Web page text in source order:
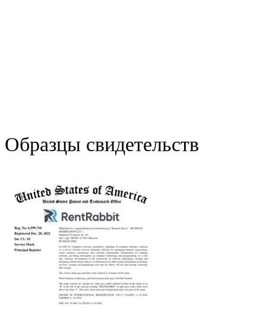
Образцы свидетельств